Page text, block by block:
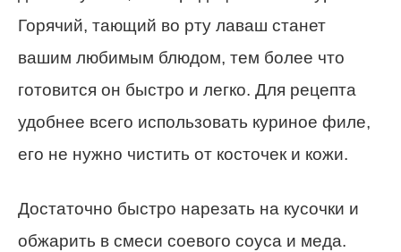
Горячий, тающий во рту лаваш станет
вашим любимым блюдом, тем более что
готовится он быстро и легко. Для рецепта
удобнее всего использовать куриное филе,
его не нужно чистить от косточек и кожи.
Достаточно быстро нарезать на кусочки и
обжарить в смеси соевого соуса и меда.